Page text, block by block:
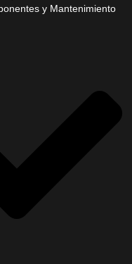
y Mantenimiento